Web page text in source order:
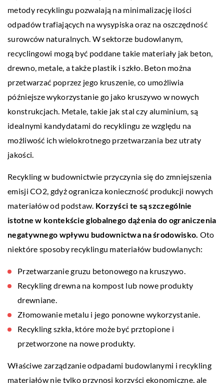
metody recyklingu pozwalają na minimalizację ilości
odpadów trafiających na wysypiska oraz na oszczędność
surowców naturalnych. W sektorze budowlanym,
recyclingowi mogą być poddane takie materiały jak beton,
drewno, metale, a także plastik i szkło. Beton można
przetwarzać poprzez jego kruszenie, co umożliwia
późniejsze wykorzystanie go jako kruszywo w nowych
konstrukcjach. Metale, takie jak stal czy aluminium, są
idealnymi kandydatami do recyklingu ze względu na
możliwość ich wielokrotnego przetwarzania bez utraty
jakości.
Recykling w budownictwie przyczynia się do zmniejszenia
emisji CO2, gdyż ogranicza konieczność produkcji nowych
materiałów od podstaw. Korzyści te są szczególnie
istotne w kontekście globalnego dążenia do ograniczenia
negatywnego wpływu budownictwa na środowisko. Oto
niektóre sposoby recyklingu materiałów budowlanych:
Przetwarzanie gruzu betonowego na kruszywo.
Recykling drewna na kompost lub nowe produkty
drewniane.
Złomowanie metalu i jego ponowne wykorzystanie.
Recykling szkła, które może być prztopione i
przetworzone na nowe produkty.
Właściwe zarządzanie odpadami budowlanymi i recykling
materiałów nie tylko przynosi korzyści ekonomiczne, ale